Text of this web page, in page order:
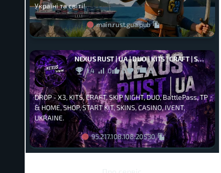
Україні та світі!
main.rust.gua.pub
NEXUS RUST | UA | DUO | KITS | CRAFT | SKINS | X3 | TP | HOME
1,4
0 0 7 0
DROP - X3, KITS, CRAFT, SKIP NIGHT, DUO, BattlePass, TP
& HOME, SHOP, START KIT, SKINS, CASINO, IVENT,
UKRAINE.
95.217.108.108:20530